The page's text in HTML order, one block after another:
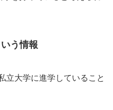
う情報
立大学に進学していること